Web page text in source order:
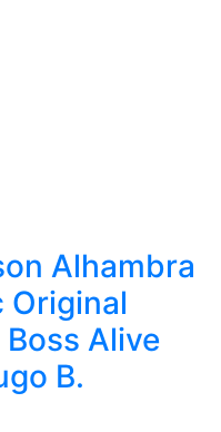
Alhambra
Original
Alive
B.